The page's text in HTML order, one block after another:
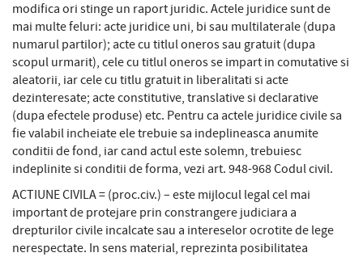
modifica ori stinge un raport juridic. Actele juridice sunt de
mai multe feluri: acte juridice uni, bi sau multilaterale (dupa
numarul partilor); acte cu titlul oneros sau gratuit (dupa
scopul urmarit), cele cu titlul oneros se impart in comutative si
aleatorii, iar cele cu titlu gratuit in liberalitati si acte
dezinteresate; acte constitutive, translative si declarative
(dupa efectele produse) etc. Pentru ca actele juridice civile sa
fie valabil incheiate ele trebuie sa indeplineasca anumite
conditii de fond, iar cand actul este solemn, trebuiesc
indeplinite si conditii de forma, vezi art. 948-968 Codul civil.
ACTIUNE CIVILA = (proc.civ.) – este mijlocul legal cel mai
important de protejare prin constrangere judiciara a
drepturilor civile incalcate sau a intereselor ocrotite de lege
nerespectate. In sens material, reprezinta posibilitatea